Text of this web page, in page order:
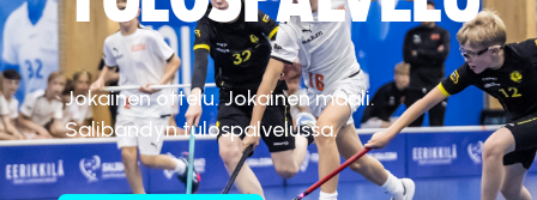
Jokainen ottelu. Jokainen maali.
Salibandyn tulospalvelussa.